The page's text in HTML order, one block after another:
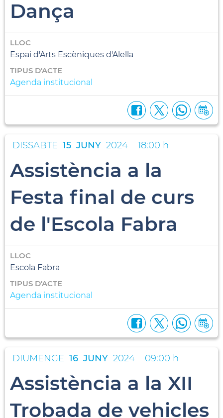
Dança
LLOC
Espai d'Arts Escèniques d'Alella
TIPUS D'ACTE
Agenda institucional
DISSABTE 15 JUNY 2024 18:00 h
Assistència a la
Festa final de curs
de l'Escola Fabra
LLOC
Escola Fabra
TIPUS D'ACTE
Agenda institucional
DIUMENGE 16 JUNY 2024 09:00 h
Assistència a la XII
Trobada de vehicles